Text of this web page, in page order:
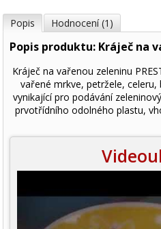
Popis Hodnocení (1)
Popis produktu: Kráječ na
Kráječ na vařenou zeleninu
vařené mrkve, petržele,
vynikající pro podávání
prvotřídního odolného plastu,